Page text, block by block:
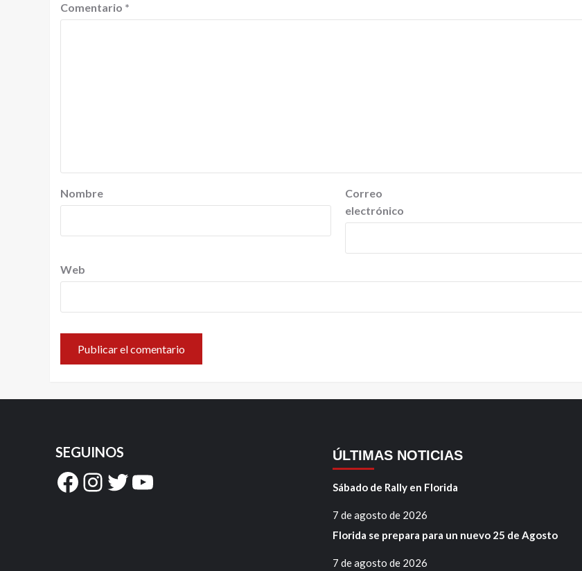
Comentario *
Nombre
Correo
electrónico
Web
SEGUINOS
Facebook
Instagram
Twitter
YouTube
ÚLTIMAS NOTICIAS
Sábado de Rally en Florida
7 de agosto de 2026
Florida se prepara para un nuevo 25 de Agosto
7 de agosto de 2026